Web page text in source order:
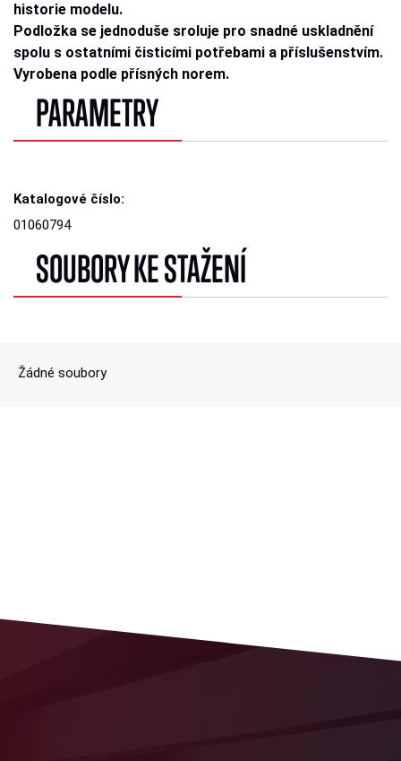
historie modelu.
Podložka se jednoduše sroluje pro snadné uskladnění
spolu s ostatními čisticími potřebami a příslušenstvím.
Vyrobena podle přísných norem.
PARAMETRY
Katalogové číslo:
01060794
SOUBORY KE STAŽENÍ
Žádné soubory